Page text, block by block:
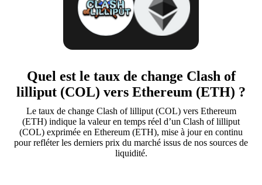
Quel est le taux de change Clash of
lilliput (COL) vers Ethereum (ETH) ?
Le taux de change Clash of lilliput (COL) vers Ethereum
(ETH) indique la valeur en temps réel d’un Clash of lilliput
(COL) exprimée en Ethereum (ETH), mise à jour en continu
pour refléter les derniers prix du marché issus de nos sources de
liquidité.